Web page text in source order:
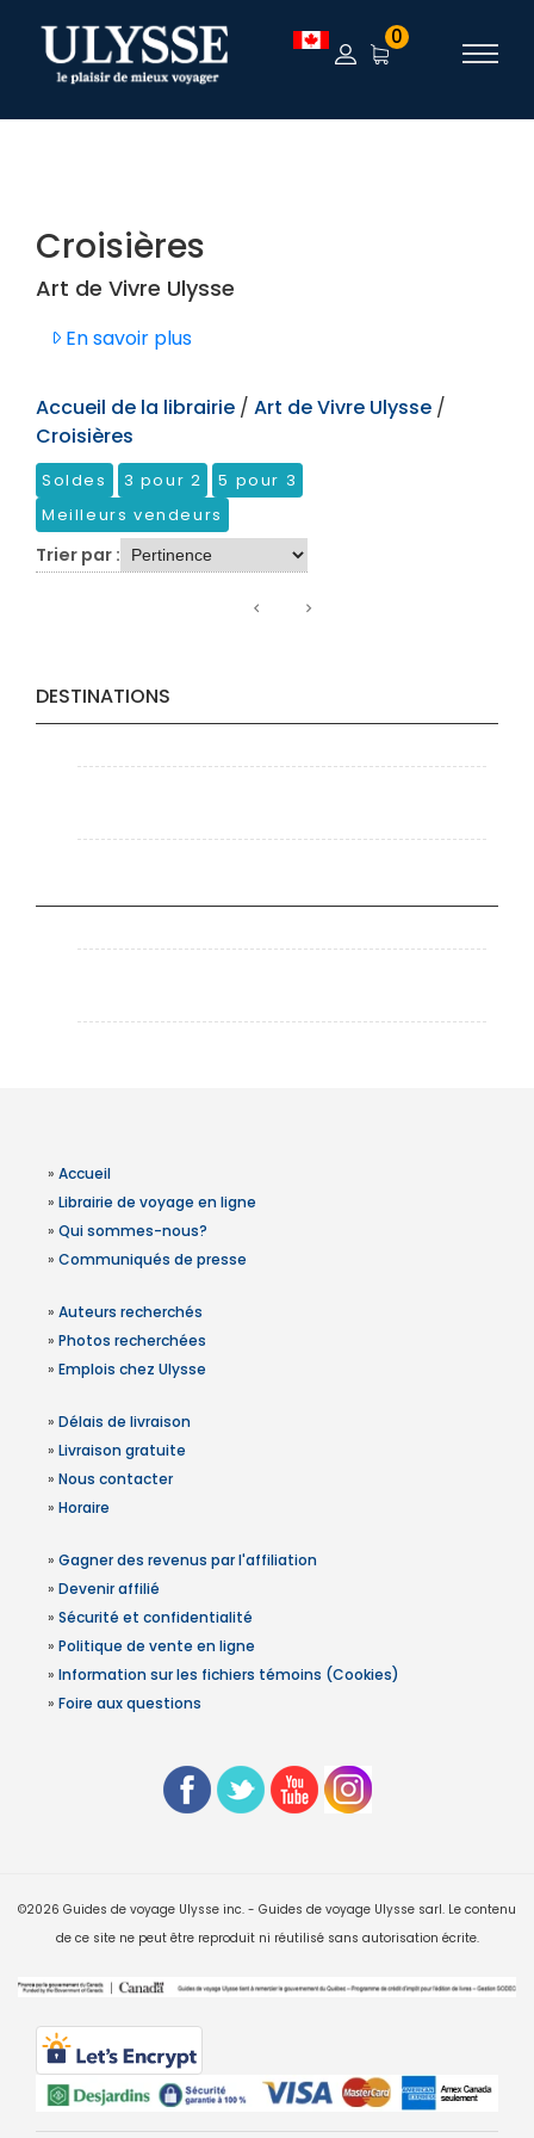
TEST 0
DESTINATIONS
Croisières
Art de Vivre Ulysse
En savoir plus
Accueil de la librairie / Art de Vivre Ulysse /
Croisières
Soldes 3 pour 2
5 pour 3
Meilleurs vendeurs
Trier par :
» Accueil
» Librairie de voyage en ligne
» Qui sommes-nous?
» Communiqués de presse
» Auteurs recherchés
» Photos recherchées
» Emplois chez Ulysse
» Délais de livraison
» Livraison gratuite
» Nous contacter
» Horaire
» Gagner des revenus par l'affiliation
» Devenir affilié
» Sécurité et confidentialité
» Politique de vente en ligne
» Information sur les fichiers témoins (Cookies)
» Foire aux questions
©2026 Guides de voyage Ulysse inc. - Guides de voyage Ulysse sarl. Le contenu
de ce site ne peut être reproduit ni réutilisé sans autorisation écrite.